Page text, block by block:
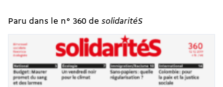
Paru dans le n° 360 de solidaritéS